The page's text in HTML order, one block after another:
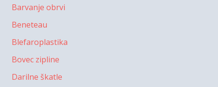
Barvanje obrvi
Beneteau
Blefaroplastika
Bovec zipline
Darilne škatle